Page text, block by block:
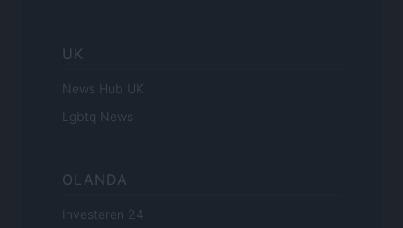
UK
News Hub UK
Lgbtq News
OLANDA
Investeren 24